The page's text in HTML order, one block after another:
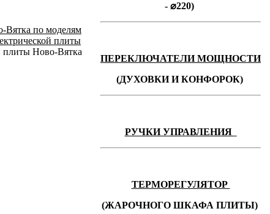
Вятка по моделям
плиты
плиты Ново-Вятка
- ⌀220)
ПЕРЕКЛЮЧАТЕЛИ МОЩНОСТИ
(ДУХОВКИ И КОНФОРОК)
РУЧКИ УПРАВЛЕНИЯ
ТЕРМОРЕГУЛЯТОР
(ЖАРОЧНОГО ШКАФА ПЛИТЫ)